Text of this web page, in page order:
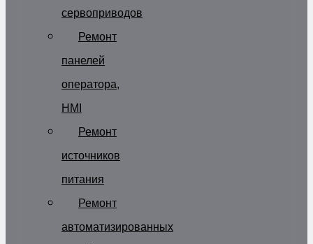
сервоприводов
Ремонт
панелей
оператора,
HMI
Ремонт
источников
питания
Ремонт
автоматизированных